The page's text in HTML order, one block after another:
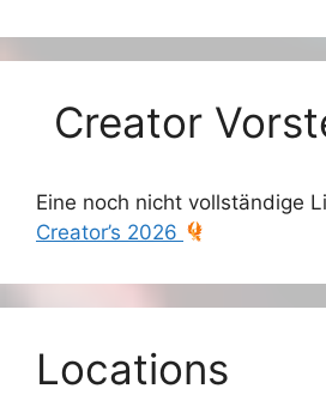
Creator
Eine noch nicht vollständige
Creator’s 2026
Locations